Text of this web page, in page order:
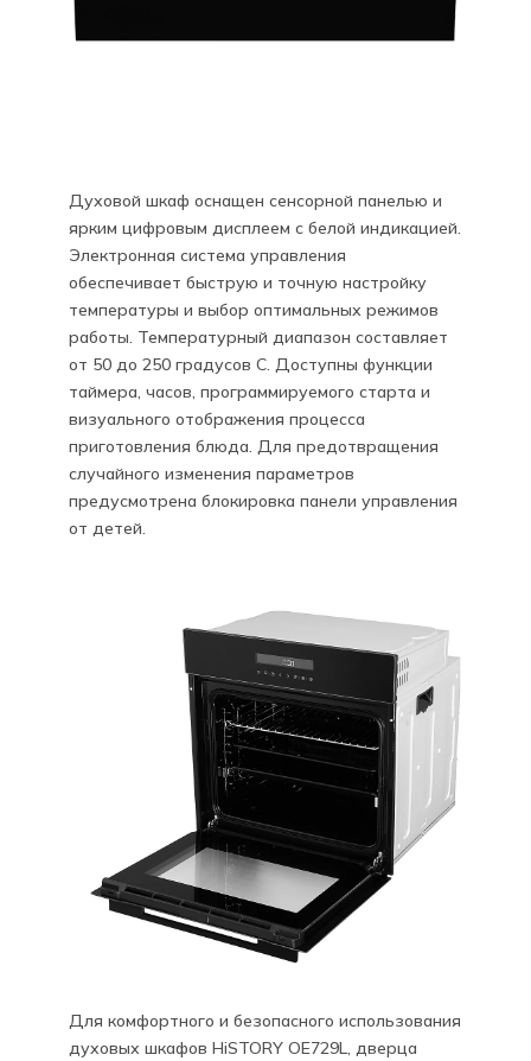
Духовой шкаф оснащен сенсорной панелью и
ярким цифровым дисплеем с белой индикацией.
Электронная система управления
обеспечивает быструю и точную настройку
температуры и выбор оптимальных режимов
работы. Температурный диапазон составляет
от 50 до 250 градусов С. Доступны функции
таймера, часов, программируемого старта и
визуального отображения процесса
приготовления блюда. Для предотвращения
случайного изменения параметров
предусмотрена блокировка панели управления
от детей.
Для комфортного и безопасного использования
духовых шкафов HiSTORY OE729L, дверца